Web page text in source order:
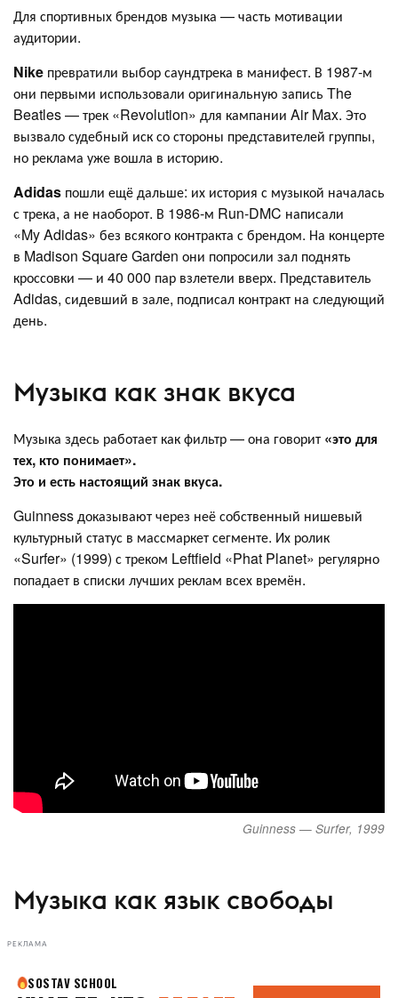
Для спортивных брендов музыка — часть мотивации
аудитории.
Nike превратили выбор саундтрека в манифест. В 1987-м
они первыми использовали оригинальную запись The
Beatles — трек «Revolution» для кампании Air Max. Это
вызвало судебный иск со стороны представителей группы,
но реклама уже вошла в историю.
Adidas пошли ещё дальше: их история с музыкой началась
с трека, а не наоборот. В 1986-м Run-DMC написали
«My Adidas» без всякого контракта с брендом. На концерте
в Madison Square Garden они попросили зал поднять
кроссовки — и 40 000 пар взлетели вверх. Представитель
Adidas, сидевший в зале, подписал контракт на следующий
день.
Музыка как знак вкуса
Музыка здесь работает как фильтр — она говорит «это для
тех, кто понимает».
Это и есть настоящий знак вкуса.
Guinness доказывают через неё собственный нишевый
культурный статус в массмаркет сегменте. Их ролик
«Surfer» (1999) с треком Leftfield «Phat Planet» регулярно
попадает в списки лучших реклам всех времён.
Guinness — Surfer, 1999
Музыка как язык свободы
РЕКЛАМА